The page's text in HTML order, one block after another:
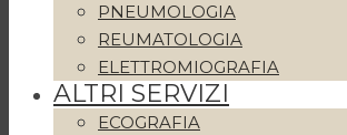
PNEUMOLOGIA
REUMATOLOGIA
ELETTROMIOGRAFIA
ALTRI SERVIZI
ECOGRAFIA